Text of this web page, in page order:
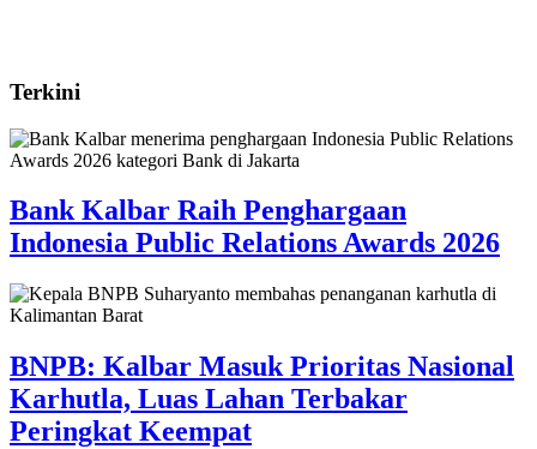
Terkini
Bank Kalbar Raih Penghargaan
Indonesia Public Relations Awards 2026
BNPB: Kalbar Masuk Prioritas Nasional
Karhutla, Luas Lahan Terbakar
Peringkat Keempat